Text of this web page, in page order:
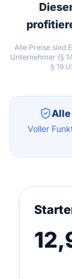
Alle Preise sind
Unternehmer (§
§ 19
Voller